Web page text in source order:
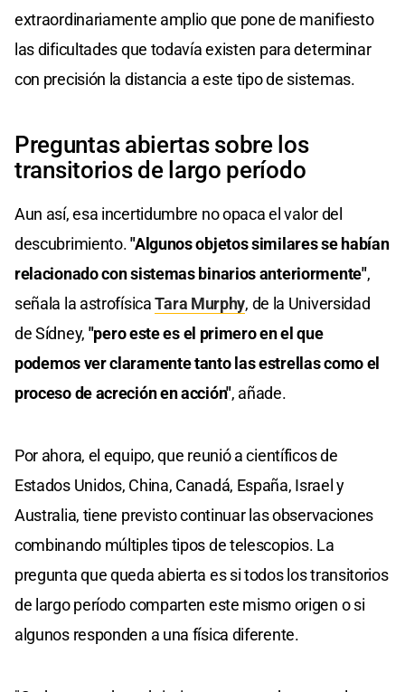
extraordinariamente amplio que pone de manifiesto
las dificultades que todavía existen para determinar
con precisión la distancia a este tipo de sistemas.
Preguntas abiertas sobre los
transitorios de largo período
Aun así, esa incertidumbre no opaca el valor del
descubrimiento."Algunos objetos similares se habían
relacionado con sistemas binarios anteriormente",
señala la astrofísicaTara Murphy, de la Universidad
de Sídney, "pero este es el primero en el que
podemos ver claramente tanto las estrellas como el
proceso de acreción en acción", añade.
Por ahora, el equipo, que reunió a científicos de
Estados Unidos, China, Canadá, España, Israel y
Australia, tiene previsto continuar las observaciones
combinando múltiples tipos de telescopios. La
pregunta que queda abierta es si todos los transitorios
de largo período comparten este mismo origen o si
algunos responden a una física diferente.